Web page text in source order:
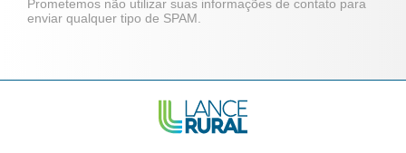
Prometemos não utilizar suas informações de contato para
enviar qualquer tipo de SPAM.